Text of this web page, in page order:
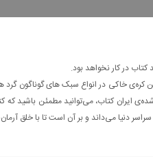
در کار نخواهد بود.
خاکی در انواع سبک های گوناگون گرد
ایران کتاب، می‌توانید مطمئن باشید که
دنیا می‌داند و بر آن است تا با خلق